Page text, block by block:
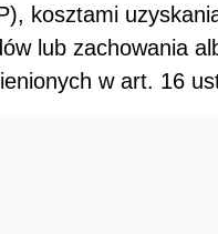
kosztami
lub zachowania
w art. 16